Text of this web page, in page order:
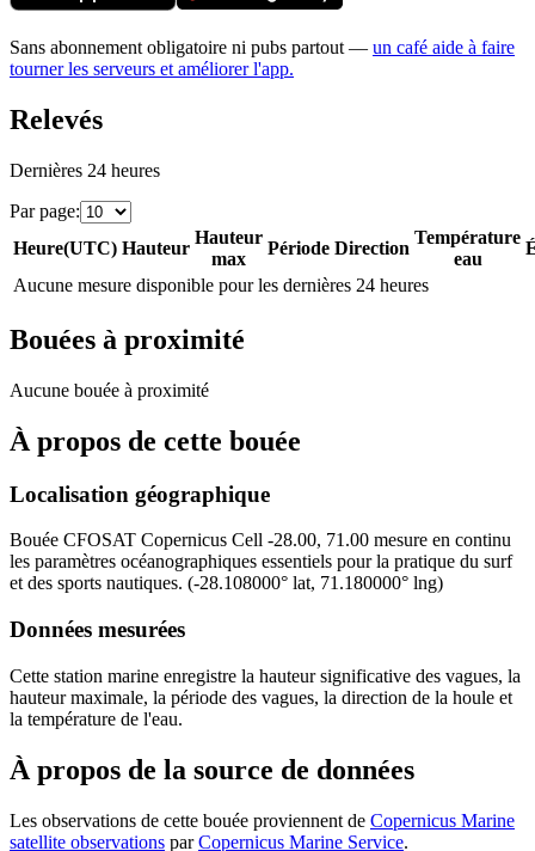
Sans abonnement obligatoire ni pubs partout — un café aide à faire
tourner les serveurs et améliorer l'app.
Relevés
Dernières 24 heures
Par page:
Heure(UTC) Hauteur
Hauteur
max
Période Direction
Température
eau
Aucune mesure disponible pour les dernières 24 heures
Bouées à proximité
Aucune bouée à proximité
À propos de cette bouée
Localisation géographique
Bouée CFOSAT Copernicus Cell -28.00, 71.00 mesure en continu
les paramètres océanographiques essentiels pour la pratique du surf
et des sports nautiques. (-28.108000° lat, 71.180000° lng)
Données mesurées
Cette station marine enregistre la hauteur significative des vagues, la
hauteur maximale, la période des vagues, la direction de la houle et
la température de l'eau.
À propos de la source de données
Les observations de cette bouée proviennent de Copernicus Marine
satellite observations par Copernicus Marine Service.